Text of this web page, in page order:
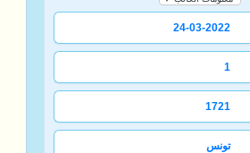
24-03-2022
1
1721
تونس